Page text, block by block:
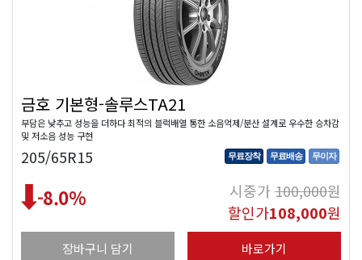
금호 기본형-솔루스TA21
부담은 낮추고 성능을 더하다 최적의 블럭배열 통한 소음억제/분산 설계로 우수한 승차감
및 저소음 성능 구현
205/65R15 무료장착 무료배송 무이자
-8.0% 시중가100,000원
할인가108,000원
장바구니 담기 바로가기